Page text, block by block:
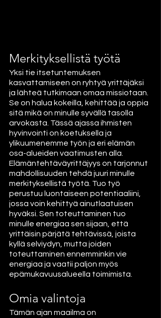
Merkityksellistä työtä
Yksi tie itsetuntemuksen
kasvattamiseen on ryhtyä yrittäjäksi
ja lähteä tutkimaan omaa missiotaan.
Se on halua kokeilla, kehittää ja oppia
sitä mikä on minulle syvällä tasolla
arvokasta. Tässä ajassa ihmisten
hyvinvointi on koetuksella ja
ylikuumenemme työn ja eri elämän
osa-alueiden vaatimusten alla.
Elämäntehtäväyrittäjyys on tarjonnut
mahdollisuuden tehdä juuri minulle
merkityksellistä työtä. Tuo työ
perustuu luontaiseen potentiaaliini,
jossa voin kehittyä ainutlaatuisen
hyväksi. Sen toteuttaminen tuo
minulle energiaa sen sijaan, että
yrittäisin pärjätä tehtävissä, joista
kyllä selviydyn, mutta joiden
toteuttaminen ennemminkin vie
energiaa ja vaatii paljon myös
epämukavuusalueella toimimista.
Omia valintoja
Tämän ajan maailma on